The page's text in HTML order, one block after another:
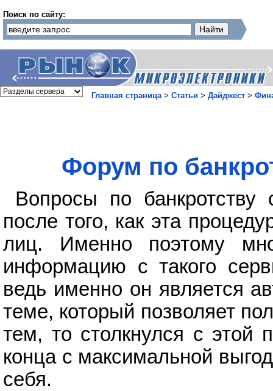
Поиск по сайту:
Главная страница> Статьи > Дайджест >
Форум по
Вопросы по банкротству
после того, как эта
лиц. Именно поэтому
информацию с такого
ведь именно он является
теме, который позволяет
тем, то столкнулся с этой
конца с максимальной
себя.